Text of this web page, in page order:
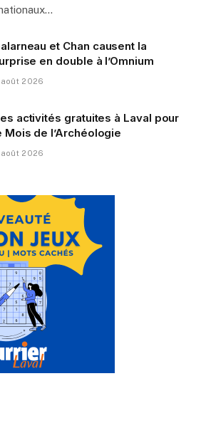
et Chan causent la
en double à l’Omnium
2026
activités gratuites à Laval pour
Mois de l’Archéologie
2026